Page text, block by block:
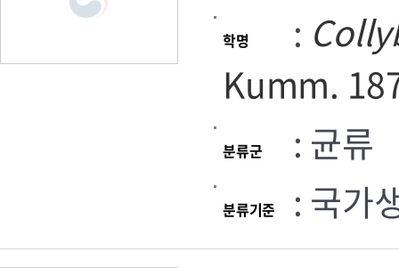
학명 :
Kumm.
분류군 : 균류
분류기준 : 국가